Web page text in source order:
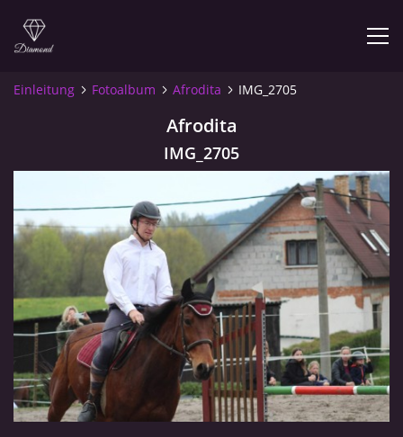
Einleitung Fotoalbum Afrodita IMG_2705
Afrodita
IMG_2705